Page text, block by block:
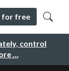
control
…
for free